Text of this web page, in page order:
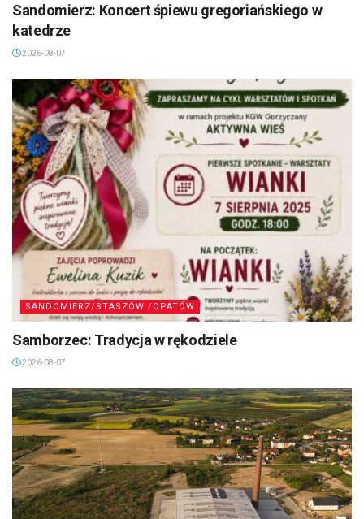
Sandomierz: Koncert śpiewu gregoriańskiego w
katedrze
2026-08-07
SANDOMIERZ/STASZÓW /OPATÓW
Samborzec: Tradycja w rękodziele
2026-08-07